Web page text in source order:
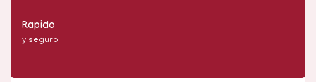
Rapido
y seguro